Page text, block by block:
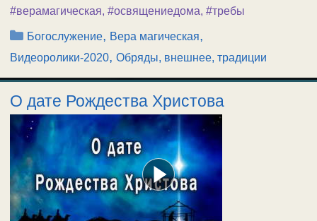
#верамагическая, #освящениедома, #требы
Рубрики
Богослужение, Вера магическая,
Видеоролики-2020, Обряды, внешнее, традиции
О дате Рождества Христова